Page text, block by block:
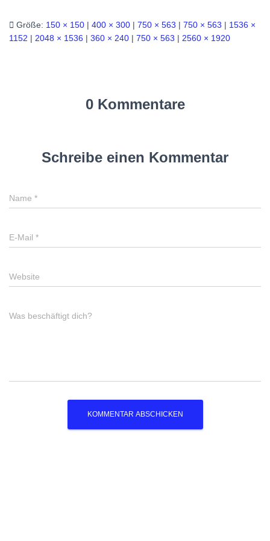
Größe: 150 × 150 | 400 × 300 | 750 × 563 | 750 × 563 | 1536 ×
1152 | 2048 × 1536 | 360 × 240 | 750 × 563 | 2560 × 1920
0 Kommentare
Schreibe einen Kommentar
Name *
E-Mail *
Website
Was beschäftigt dich?